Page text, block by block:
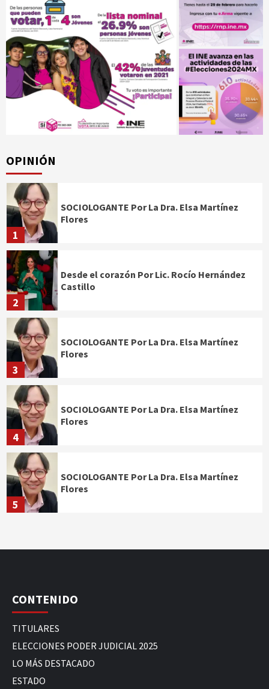
OPINIÓN
1
SOCIOLOGANTE Por La Dra. Elsa Martínez
Flores
2
Desde el corazón Por Lic. Rocío Hernández
Castillo
3
SOCIOLOGANTE Por La Dra. Elsa Martínez
Flores
4
SOCIOLOGANTE Por La Dra. Elsa Martínez
Flores
5
SOCIOLOGANTE Por La Dra. Elsa Martínez
Flores
CONTENIDO
TITULARES
ELECCIONES PODER JUDICIAL 2025
LO MÁS DESTACADO
ESTADO